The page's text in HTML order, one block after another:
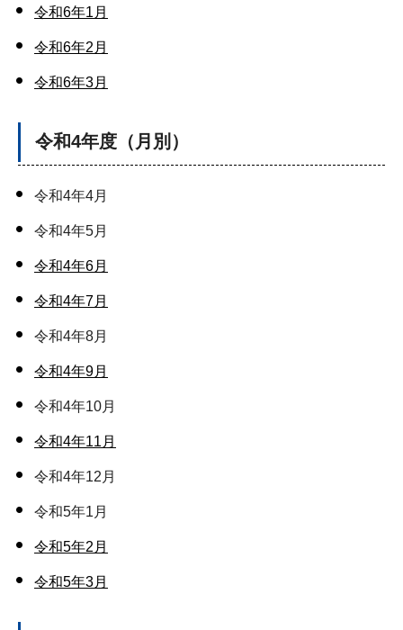
令和6年1月
令和6年2月
令和6年3月
令和4年度（月別）
令和4年4月
令和4年5月
令和4年6月
令和4年7月
令和4年8月
令和4年9月
令和4年10月
令和4年11月
令和4年12月
令和5年1月
令和5年2月
令和5年3月